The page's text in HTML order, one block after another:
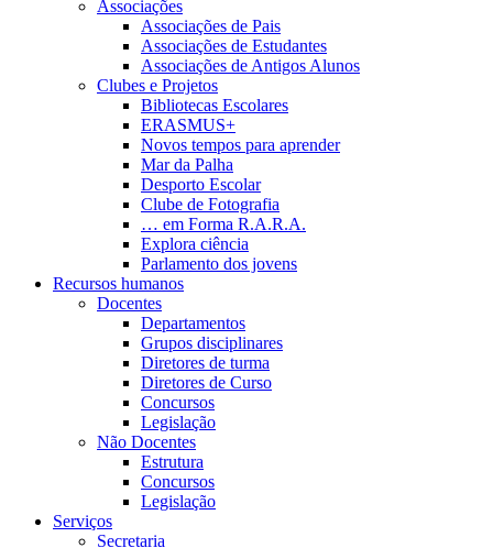
Associações
Associações de Pais
Associações de Estudantes
Associações de Antigos Alunos
Clubes e Projetos
Bibliotecas Escolares
ERASMUS+
Novos tempos para aprender
Mar da Palha
Desporto Escolar
Clube de Fotografia
… em Forma R.A.R.A.
Explora ciência
Parlamento dos jovens
Recursos humanos
Docentes
Departamentos
Grupos disciplinares
Diretores de turma
Diretores de Curso
Concursos
Legislação
Não Docentes
Estrutura
Concursos
Legislação
Serviços
Secretaria